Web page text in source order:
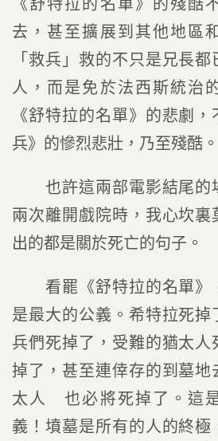
《舒特拉的名單》的殘酷
去，甚至擴展到其他地區
「救兵」救的不只是兄長
人，而是免於法西斯統治
《舒特拉的名單》的悲劇
兵》的慘烈悲壯，乃至殘酷。
也許這兩部電影結尾的
兩次離開戲院時，我心坎
出的都是關於死亡的句子。
看罷《舒特拉的名單》
是最大的公義。希特拉死掉
兵們死掉了，受難的猶太人
掉了，甚至連倖存的到墓地
太人 也必將死掉了。這
義！墳墓是所有的人的終極